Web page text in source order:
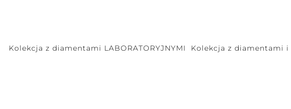
Kolekcja z diamentami LABORATORYJNYMI Kolekcja z diamentami